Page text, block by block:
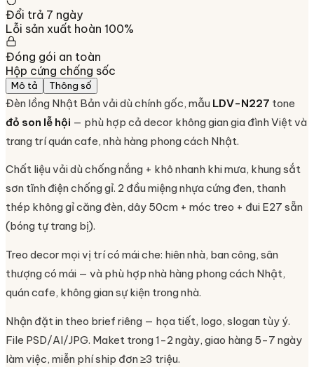
Đổi trả 7 ngày
Lỗi sản xuất hoàn 100%
Đóng gói an toàn
Hộp cứng chống sốc
Mô tả Thông số
Đèn lồng Nhật Bản vải dù chính gốc, mẫu LDV-N227 tone
đỏ son lễ hội — phù hợp cả decor không gian gia đình Việt và
trang trí quán cafe, nhà hàng phong cách Nhật.
Chất liệu vải dù chống nắng + khô nhanh khi mưa, khung sắt
sơn tĩnh điện chống gỉ. 2 đầu miệng nhựa cứng đen, thanh
thép không gỉ căng đèn, dây 50cm + móc treo + đui E27 sẵn
(bóng tự trang bị).
Treo decor mọi vị trí có mái che: hiên nhà, ban công, sân
thượng có mái — và phù hợp nhà hàng phong cách Nhật,
quán cafe, không gian sự kiện trong nhà.
Nhận đặt in theo brief riêng — họa tiết, logo, slogan tùy ý.
File PSD/AI/JPG. Maket trong 1-2 ngày, giao hàng 5-7 ngày
làm việc, miễn phí ship đơn ≥3 triệu.